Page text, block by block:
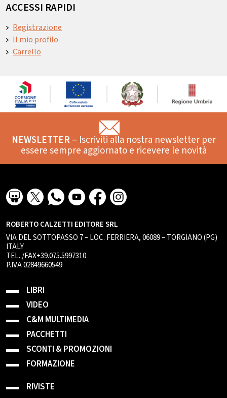
ACCESSI RAPIDI
Registrazione
Il mio profilo
Carrello
NEWSLETTER– Iscriviti alla nostra newsletter per
essere sempre aggiornato e ricevere le novità
ROBERTO CALZETTI EDITORE SRL
VIA DEL SOTTOPASSO 7 – LOC. FERRIERA, 06089 – TORGIANO (PG)
ITALY
TEL. /FAX+39.075.5997310
P.IVA 02849660549
LIBRI
VIDEO
C&M MULTIMEDIA
PACCHETTI
SCONTI & PROMOZIONI
FORMAZIONE
RIVISTE